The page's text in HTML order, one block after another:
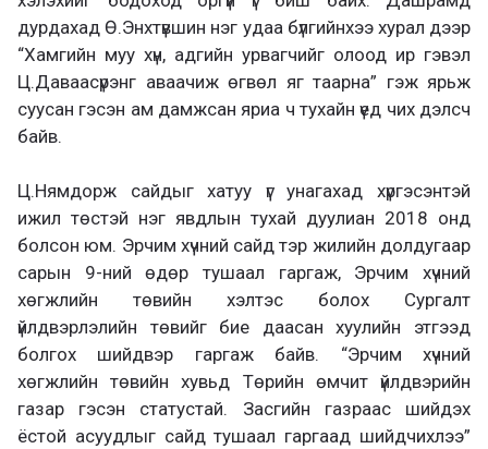
дурдахад Ө.Энхтүвшин нэг удаа бүлгийнхээ хурал дээр
“Хамгийн муу хүн, адгийн урвагчийг олоод ир гэвэл
Ц.Даваасүрэнг аваачиж өгвөл яг таарна” гэж ярьж
суусан гэсэн ам дамжсан яриа ч тухайн үед чих дэлсч
байв.
Ц.Нямдорж сайдыг хатуу үг унагахад хүргэсэнтэй
ижил төстэй нэг явдлын тухай дуулиан 2018 онд
болсон юм. Эрчим хүчний сайд тэр жилийн долдугаар
сарын 9-ний өдөр тушаал гаргаж, Эрчим хүчний
хөгжлийн төвийн хэлтэс болох Сургалт
үйлдвэрлэлийн төвийг бие даасан хуулийн этгээд
болгох шийдвэр гаргаж байв. “Эрчим хүчний
хөгжлийн төвийн хувьд Төрийн өмчит үйлдвэрийн
газар гэсэн статустай. Засгийн газраас шийдэх
ёстой асуудлыг сайд тушаал гаргаад шийдчихлээ”